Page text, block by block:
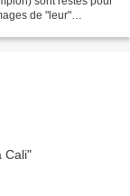
de "leur"